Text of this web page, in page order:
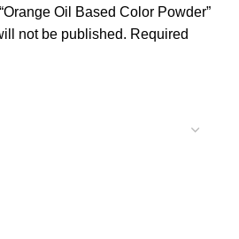
Oil Based Color Powder”
not be published. Required